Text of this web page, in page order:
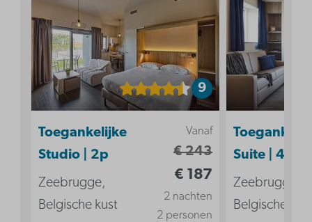
9
Vanaf
€ 243
€ 187
2 nachten
2 personen
Toegankelijke
Studio | 2p
Zeebrugge,
Belgische kust
Suite | 4p
Zeebrugge,
Belgische